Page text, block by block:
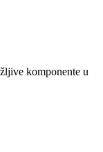
komponente u